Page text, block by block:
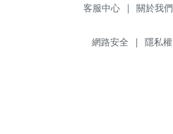
客服中心 | 關於我們
網路安全 | 隱私權